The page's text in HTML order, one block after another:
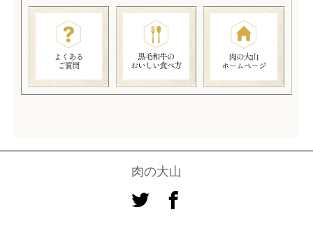
肉の大山